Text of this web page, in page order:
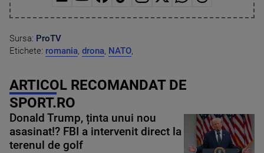
Sursa: ProTV
Etichete: romania, drona, NATO,
ARTICOL RECOMANDAT DE
SPORT.RO
Donald Trump, ținta unui nou
asasinat!? FBI a intervenit direct la
terenul de golf